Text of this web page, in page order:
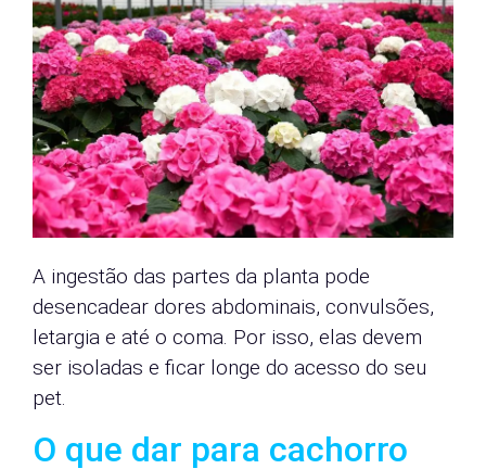
A ingestão das partes da planta pode
desencadear dores abdominais, convulsões,
letargia e até o coma. Por isso, elas devem
ser isoladas e ficar longe do acesso do seu
pet.
O que dar para cachorro